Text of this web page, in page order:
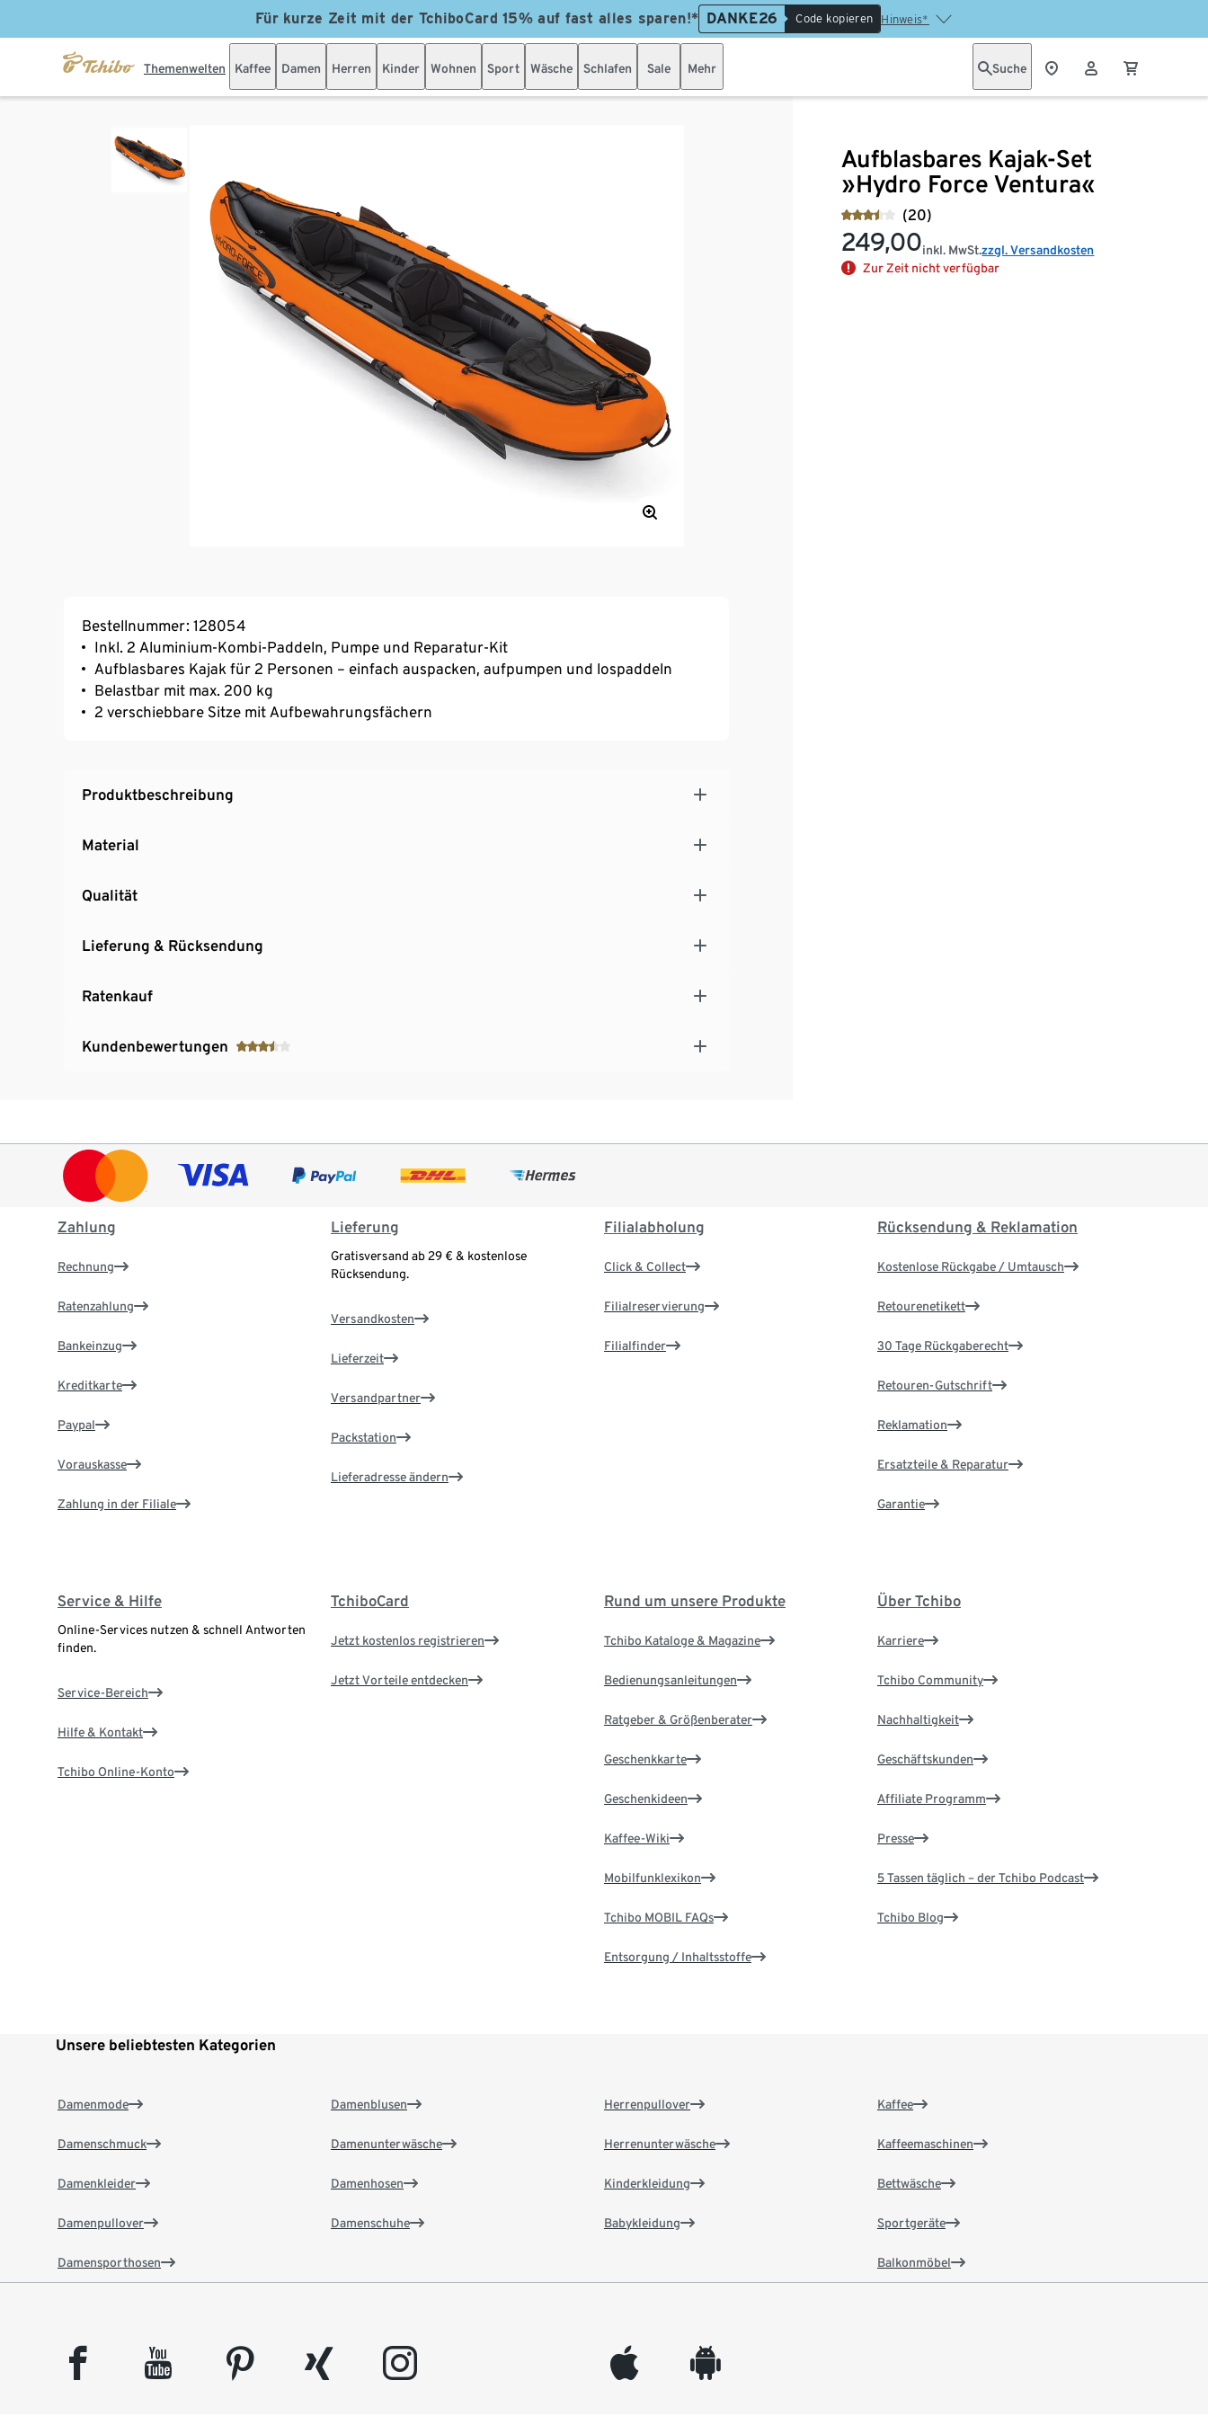
Für kurze Zeit mit der TchiboCard 15% auf fast alles sparen!* DANKE26 Code kopieren Hinweis*
Themenwelten Kaffee Damen Herren Kinder Wohnen Sport Wäsche Schlafen Sale Mehr Suche
Aufblasbares Kajak-Set
»Hydro Force Ventura«
(20)
249,00inkl. MwSt.zzgl. Versandkosten
Zur Zeit nicht verfügbar
Bestellnummer: 128054
Inkl. 2 Aluminium-Kombi-Paddeln, Pumpe und Reparatur-Kit
Aufblasbares Kajak für 2 Personen – einfach auspacken, aufpumpen und lospaddeln
Belastbar mit max. 200 kg
2 verschiebbare Sitze mit Aufbewahrungsfächern
Produktbeschreibung
Material
Qualität
Lieferung & Rücksendung
Ratenkauf
Kundenbewertungen
Zahlung
Rechnung
Ratenzahlung
Bankeinzug
Kreditkarte
Paypal
Vorauskasse
Zahlung in der Filiale
Lieferung
Gratisversand ab 29 € & kostenlose
Rücksendung.
Versandkosten
Lieferzeit
Versandpartner
Packstation
Lieferadresse ändern
Filialabholung
Click & Collect
Filialreservierung
Filialfinder
Rücksendung & Reklamation
Kostenlose Rückgabe / Umtausch
Retourenetikett
30 Tage Rückgaberecht
Retouren-Gutschrift
Reklamation
Ersatzteile & Reparatur
Garantie
Service & Hilfe
Online-Services nutzen & schnell Antworten
finden.
Service-Bereich
Hilfe & Kontakt
Tchibo Online-Konto
TchiboCard
Jetzt kostenlos registrieren
Jetzt Vorteile entdecken
Rund um unsere Produkte
Tchibo Kataloge & Magazine
Bedienungsanleitungen
Ratgeber & Größenberater
Geschenkkarte
Geschenkideen
Kaffee-Wiki
Mobilfunklexikon
Tchibo MOBIL FAQs
Entsorgung / Inhaltsstoffe
Über Tchibo
Karriere
Tchibo Community
Nachhaltigkeit
Geschäftskunden
Affiliate Programm
Presse
5 Tassen täglich – der Tchibo Podcast
Tchibo Blog
Unsere beliebtesten Kategorien
Damenmode
Damenschmuck
Damenkleider
Damenpullover
Damensporthosen
Damenblusen
Damenunterwäsche
Damenhosen
Damenschuhe
Herrenpullover
Herrenunterwäsche
Kinderkleidung
Babykleidung
Kaffee
Kaffeemaschinen
Bettwäsche
Sportgeräte
Balkonmöbel
facebook youtube pinterest xing instagram appleinc android